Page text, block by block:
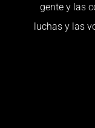
gente y las
luchas y las